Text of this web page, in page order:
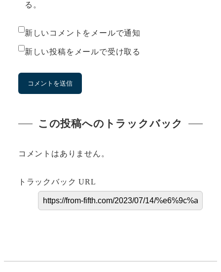
る。
新しいコメントをメールで通知
新しい投稿をメールで受け取る
この投稿へのトラックバック
コメントはありません。
トラックバック URL